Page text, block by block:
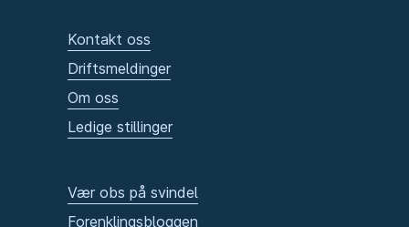
Kontakt oss
Driftsmeldinger
Om oss
Ledige stillinger
Vær obs på svindel
Forenklingsbloggen